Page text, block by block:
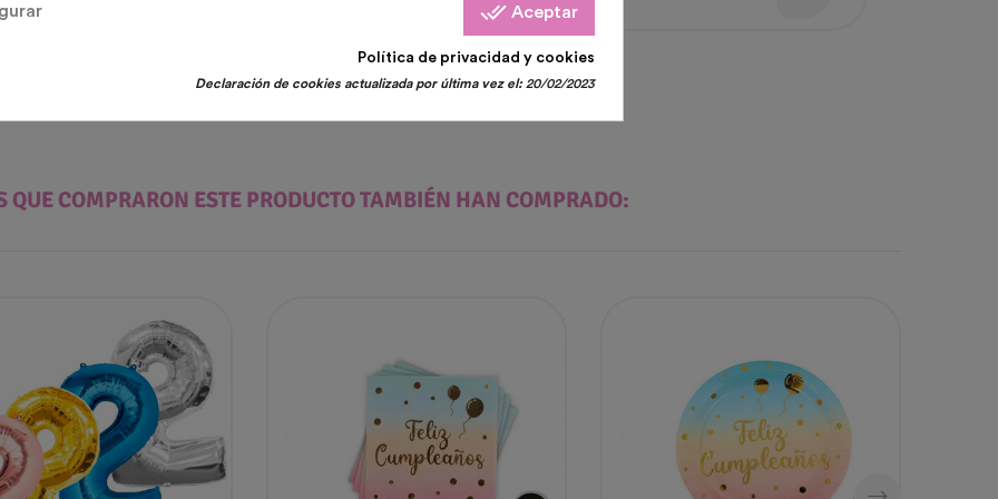
QUE COMPRARON ESTE PRODUCTO TAMBIÉN HAN COMPRADO:
done_all Aceptar
Política de privacidad y cookies
Declaración de cookies actualizada por última vez el:20/02/2023